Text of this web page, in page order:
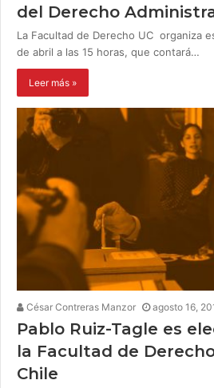
del Derecho
La Facultad de Derecho UC organiza
de abril a las 15 horas, que contará…
Leer más »
César Contreras Manzor agosto 16,
Pablo Ruiz-Tagle es
la Facultad de
Chile